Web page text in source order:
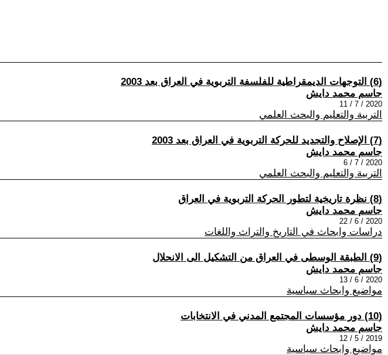
(6) التوجهات الديمقراطية للفلسفة التربوية في العراق بعد 2003
جاسم محمد دايش
2020 / 7 / 11
التربية والتعليم والبحث العلمي
(7) الإصلاح والتجديد للحركة التربوية في العراق بعد 2003
جاسم محمد دايش
2020 / 7 / 6
التربية والتعليم والبحث العلمي
(8) نظرة تاريخية لتطور الحركة التربوية في العراق
جاسم محمد دايش
2020 / 6 / 22
دراسات وابحاث في التاريخ والتراث واللغات
(9) الطبقة الوسطى في العراق من التشكيل الى الانحلال
جاسم محمد دايش
2020 / 6 / 13
مواضيع وابحاث سياسية
(10) دور مؤسسات المجتمع المدني في الانتخابات
جاسم محمد دايش
2019 / 5 / 12
مواضيع وابحاث سياسية